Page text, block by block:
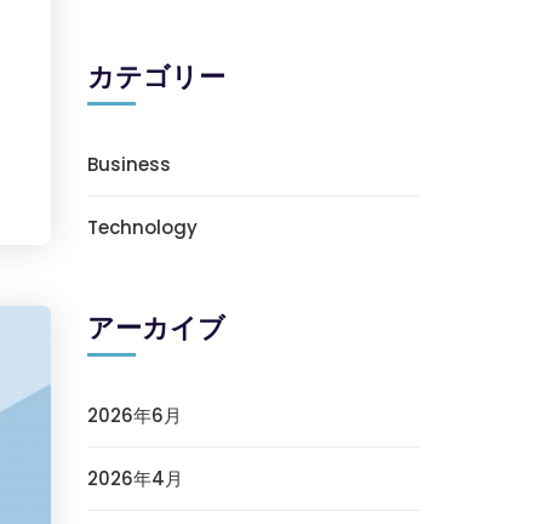
カテゴリー
Business
Technology
アーカイブ
2026年6月
2026年4月